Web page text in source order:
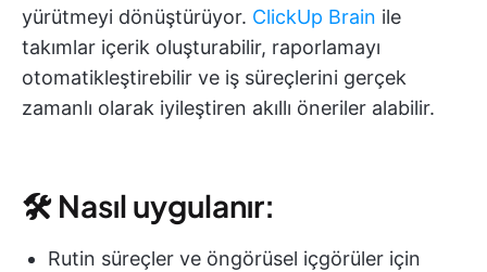
yürütmeyi dönüştürüyor. ClickUp Brain ile
takımlar içerik oluşturabilir, raporlamayı
otomatikleştirebilir ve iş süreçlerini gerçek
zamanlı olarak iyileştiren akıllı öneriler alabilir.
🛠 Nasıl uygulanır:
Rutin süreçler ve öngörüsel içgörüler için